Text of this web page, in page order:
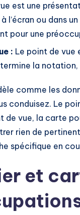
est une
l’écran ou dans
pour une
: Le point de vue
la
comme les
conduisez. Le
de vue, la carte
rien de
spécifique en
et